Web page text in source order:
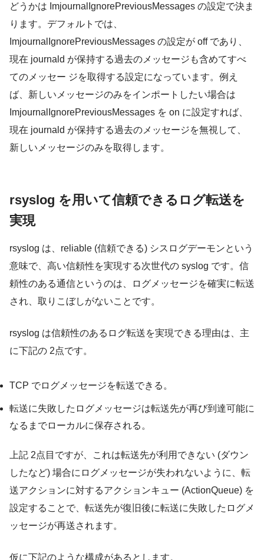
どうかは ImjournalIgnorePreviousMessages の設定で決ま
ります。デフォルトでは、
ImjournalIgnorePreviousMessages の設定が off であり、
現在 journald が保持する過去のメッセージも含めてすべ
てのメッセー ジを取得する設定になっています。例え
ば、新しいメッセージのみをインポートしたい場合は
ImjournalIgnorePreviousMessages を on に設定すれば、
現在 journald が保持する過去のメッセージを無視して、
新しいメッセージのみを取得します。
rsyslog を用いて信頼できるログ転送を
実現
rsyslog は、reliable (信頼できる) シスログデーモンという
意味で、高い信頼性を実現する次世代の syslog です。信
頼性のある通信というのは、ログメッセージを確実に転送
され、取りこぼしがないことです。
rsyslog は信頼性のあるログ転送を実現できる理由は、主
に下記の 2点です。
TCP でログメッセージを転送できる。
転送に失敗したログメッセージは転送先が再び到達可能に
なるまでローカルに保存される。
上記 2点目ですが、これは転送先が利用できない (ダウン
したなど) 場合にログメッセージが失われないように、転
送アクションに対するアクションキュー (ActionQueue) を
設定することで、転送先が復旧後に転送に失敗したログメ
ッセージが再送されます。
仮に下記のような構成があるとします。